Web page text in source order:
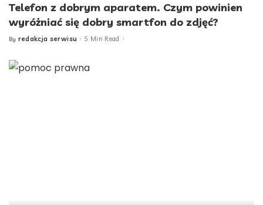
Telefon z dobrym aparatem. Czym powinien
wyróżniać się dobry smartfon do zdjęć?
Posted
By redakcja serwisu 5 Min Read